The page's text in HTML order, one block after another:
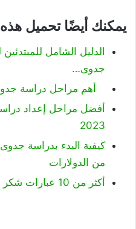
يمكنك أيضًا تحميل هذه
الدليل الشامل
جدوى…
أهم مراحل دراسة جدوى
أفضل مراحل إعداد
2023
كيفية البدء بدراسة
من الدولارات
أكثر من 10 عبارات شكر للمعلمة قصيرة جدا